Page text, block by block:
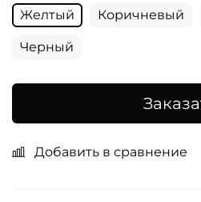
Желтый Коричневый
Черный
Добавить в сравнение